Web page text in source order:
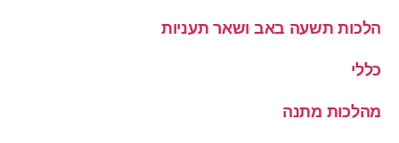
הלכות תשעה באב ושאר תעניות
כללי
מהלכות מתנה